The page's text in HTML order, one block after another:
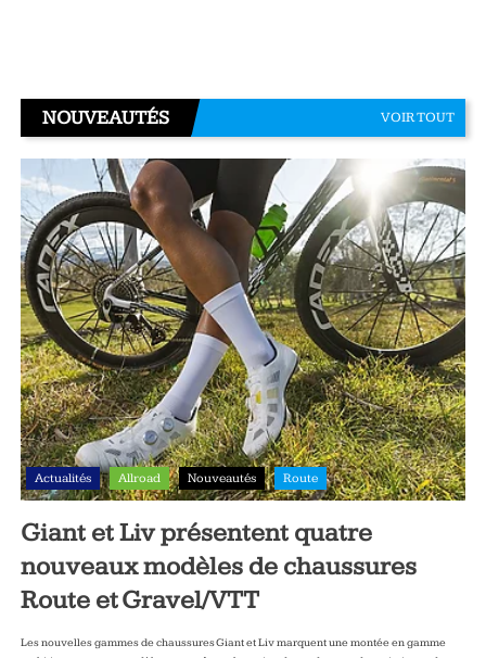
NOUVEAUTÉS VOIR TOUT
Actualités Allroad Nouveautés Route
Giant et Liv présentent quatre
nouveaux modèles de chaussures
Route et Gravel/VTT
Les nouvelles gammes de chaussures Giant et Liv marquent une montée en gamme